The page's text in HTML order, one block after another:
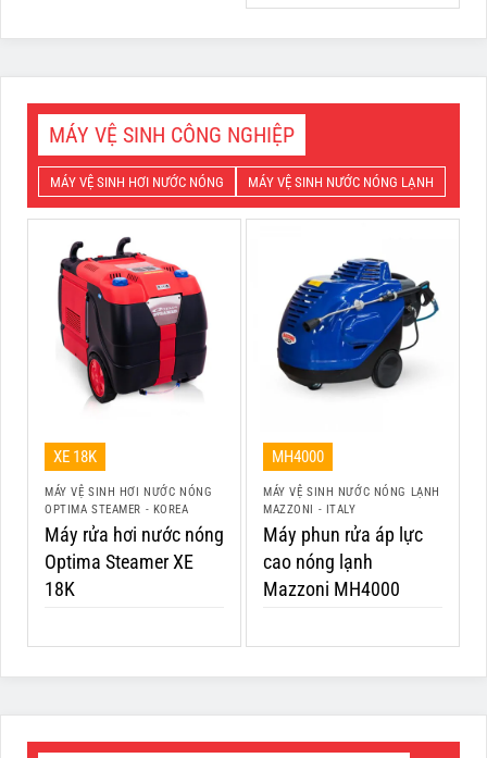
MÁY VỆ SINH CÔNG NGHIỆP
MÁY VỆ SINH HƠI NƯỚC NÓNG MÁY VỆ SINH NƯỚC NÓNG LẠNH
XE 18K
MÁY VỆ SINH HƠI NƯỚC NÓNG
OPTIMA STEAMER - KOREA
Máy rửa hơi nước nóng
Optima Steamer XE
18K
MH4000
MÁY VỆ SINH NƯỚC NÓNG LẠNH
MAZZONI - ITALY
Máy phun rửa áp lực
cao nóng lạnh
Mazzoni MH4000